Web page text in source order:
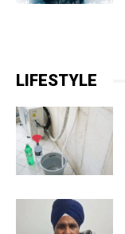
LIFESTYLE